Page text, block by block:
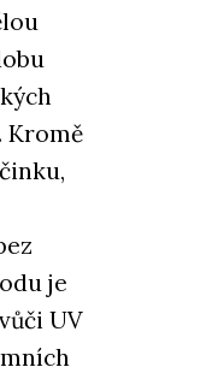
Kromě
je
UV